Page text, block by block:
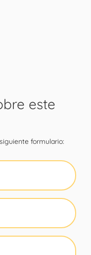
este
formulario: